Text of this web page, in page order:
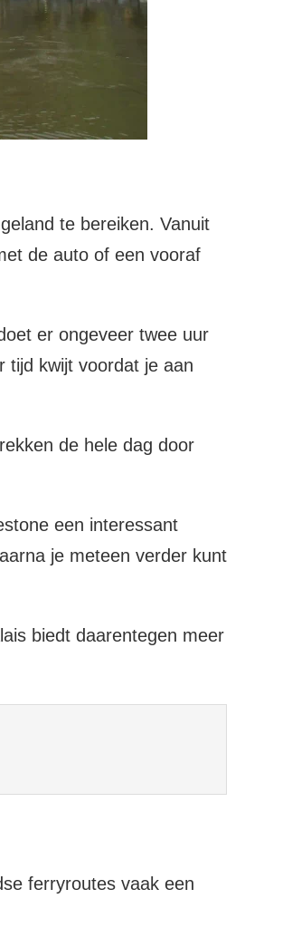
te bereiken. Vanuit
de auto of een vooraf
er ongeveer twee uur
tijd kwijt voordat je aan
de hele dag door
een interessant
je meteen verder kunt
biedt daarentegen meer
ferryroutes vaak een